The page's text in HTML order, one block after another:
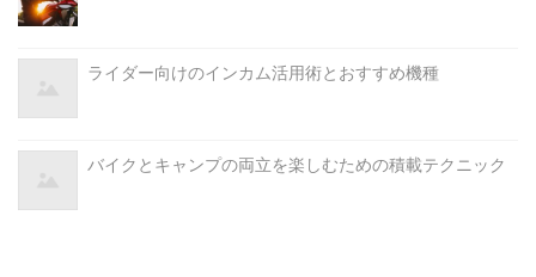
ライダー向けのインカム活用術とおすすめ機種
バイクとキャンプの両立を楽しむための積載テクニック